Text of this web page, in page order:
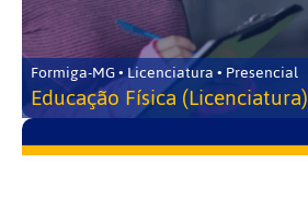
Formiga-MG • Licenciatura • Presencial
Educação Física (Licenciatura)